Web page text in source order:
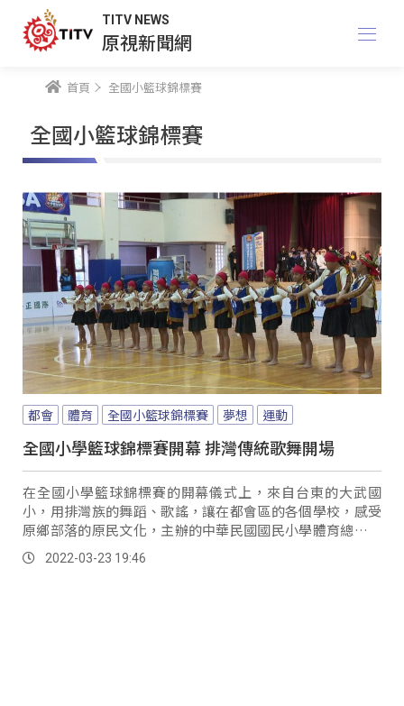
TITV NEWS
原視新聞網
首頁 全國小籃球錦標賽
全國小籃球錦標賽
都會 體育 全國小籃球錦標賽 夢想 運動
全國小學籃球錦標賽開幕 排灣傳統歌舞開場
在全國小學籃球錦標賽的開幕儀式上，來自台東的大武國
小，用排灣族的舞蹈、歌謠，讓在都會區的各個學校，感受
原鄉部落的原民文化，主辦的中華民國國民小學體育總會也
表示，這是全國小學籃球錦標賽的特別之處，藉由賽...。
2022-03-23 19:46